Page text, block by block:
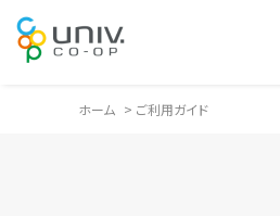
ホーム > ご利用ガイド